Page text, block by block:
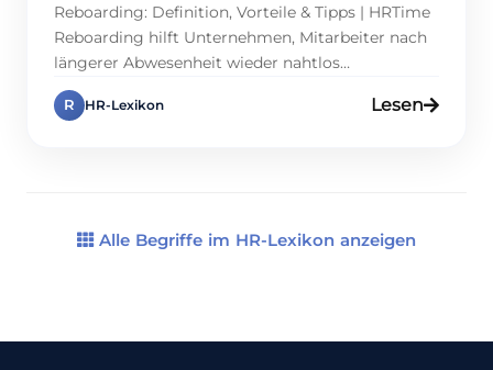
Reboarding: Definition, Vorteile & Tipps | HRTime
Reboarding hilft Unternehmen, Mitarbeiter nach
längerer Abwesenheit wieder nahtlos
einzubinden. Ob nach Elternzeit, Krankheit oder
Sabbatical – der Prozess sorgt für schnelle
alle Beteiligten. […]
R HR-Lexikon Lesen
Alle Begriffe im HR-Lexikon anzeigen